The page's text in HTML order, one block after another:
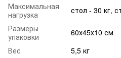
Максимальная
нагрузка
стол - 30 кг,
Размеры
упаковки
60х45х10 см
Вес
5,5 кг